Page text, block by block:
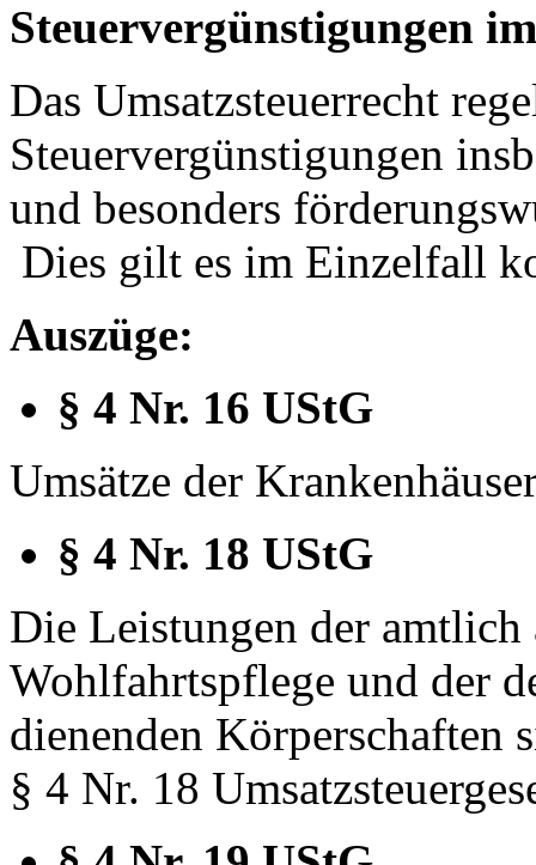
Steuervergünstigungen
Das Umsatzsteuerrecht
Steuervergünstigungen
und besonders
Dies gilt es im Einzelfall
Auszüge:
§ 4 Nr. 16 UStG
Umsätze der
§ 4 Nr. 18 UStG
Die Leistungen der amtlich
Wohlfahrtspflege und der
dienenden Körperschaften
§ 4 Nr. 18